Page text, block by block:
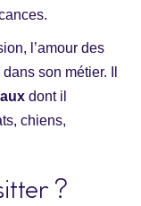
l’amour des
son métier. Il
dont il
chiens,
?